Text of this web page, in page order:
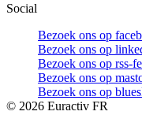
Social
Bezoek ons op
Bezoek ons op
Bezoek ons op rss-
Bezoek ons op
Bezoek ons op
© 2026 Euractiv FR